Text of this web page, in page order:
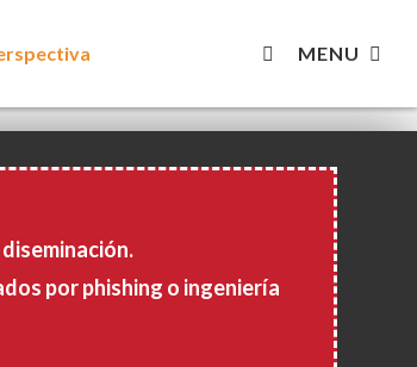
MENU
por phishing o ingeniería